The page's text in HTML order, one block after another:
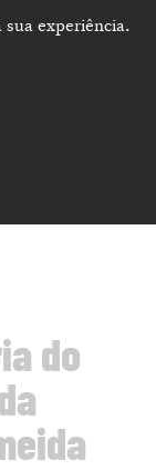
sua experiência.
do